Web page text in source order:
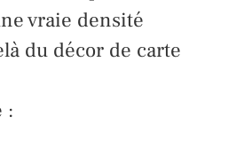
vraie densité
du décor de carte
: